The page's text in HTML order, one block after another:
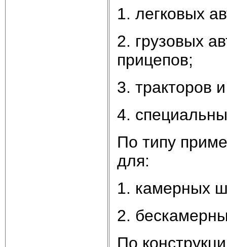
1. легковых
2. грузовых
прицепов;
3. тракторов
4.
По типу
для:
1. камерных
2.
По